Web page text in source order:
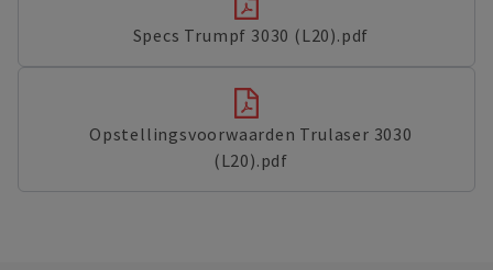
Specs Trumpf 3030 (L20).pdf
Opstellingsvoorwaarden Trulaser 3030
(L20).pdf